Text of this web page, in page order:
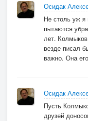
Осидак
Не столь уж я
пытаются
лет.
везде писал
важно. Она
Осидак
Пусть
друзей